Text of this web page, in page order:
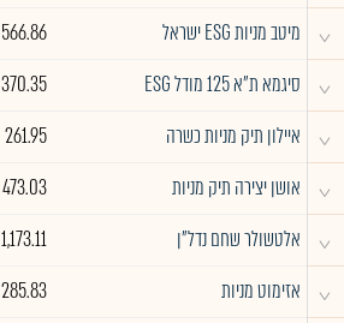
^ מיטב מניות ESG ישראל 566.86
^ סיגמא ת"א 125 מודל ESG 370.35
^ איילון תיק מניות כשרה 261.95
^ אושן יצירה תיק מניות 473.03
^ אלטשולר שחם נדל"ן 1,173.11
^ אזימוט מניות 285.83